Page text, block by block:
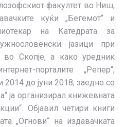
факултет во Ниш,
куќи „Бегемот“ и
на Катедрата за
јазици при
Скопје, а како уредник
порталите „Репер“,
2014 до јуни 2018, заедно со
ја организирал книжевната
Објавил четири книги
„Огнови“ на издавачката